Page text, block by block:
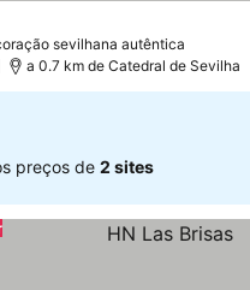
sevilhana autêntica
a 0.7 km de Catedral de Sevilha
preços de 2 sites